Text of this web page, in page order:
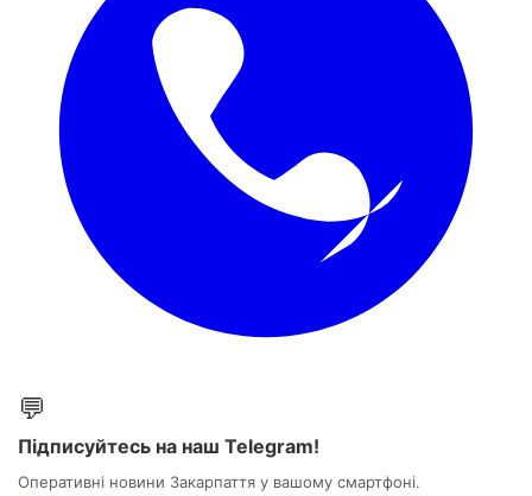
💬
Підписуйтесь на наш Telegram!
Оперативні новини Закарпаття у вашому смартфоні.